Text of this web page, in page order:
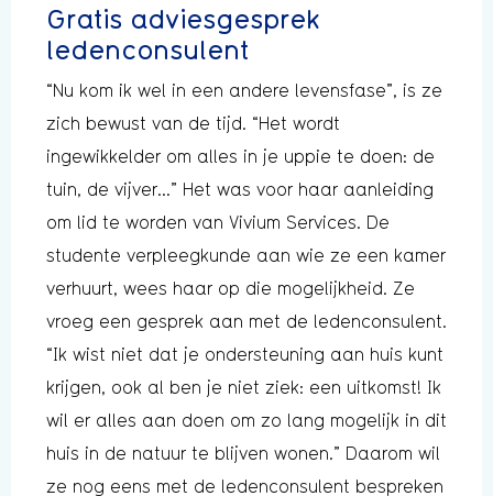
Gratis adviesgesprek
ledenconsulent
“Nu kom ik wel in een andere levensfase”, is ze
zich bewust van de tijd. “Het wordt
ingewikkelder om alles in je uppie te doen: de
tuin, de vijver…” Het was voor haar aanleiding
om lid te worden van Vivium Services. De
studente verpleegkunde aan wie ze een kamer
verhuurt, wees haar op die mogelijkheid. Ze
vroeg een gesprek aan met de ledenconsulent.
“Ik wist niet dat je ondersteuning aan huis kunt
krijgen, ook al ben je niet ziek: een uitkomst! Ik
wil er alles aan doen om zo lang mogelijk in dit
huis in de natuur te blijven wonen.” Daarom wil
ze nog eens met de ledenconsulent bespreken